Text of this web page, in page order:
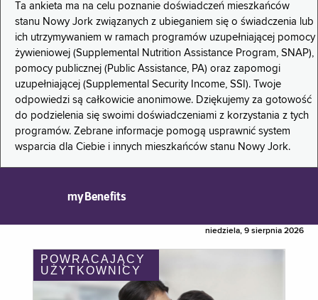
Ta ankieta ma na celu poznanie doświadczeń mieszkańców
stanu Nowy Jork związanych z ubieganiem się o świadczenia lub
ich utrzymywaniem w ramach programów uzupełniającej pomocy
żywieniowej (Supplemental Nutrition Assistance Program, SNAP),
pomocy publicznej (Public Assistance, PA) oraz zapomogi
uzupełniającej (Supplemental Security Income, SSI). Twoje
odpowiedzi są całkowicie anonimowe. Dziękujemy za gotowość
do podzielenia się swoimi doświadczeniami z korzystania z tych
programów. Zebrane informacje pomogą usprawnić system
wsparcia dla Ciebie i innych mieszkańców stanu Nowy Jork.
myBenefits
niedziela, 9 sierpnia 2026
POWRACAJĄCY
UŻYTKOWNICY